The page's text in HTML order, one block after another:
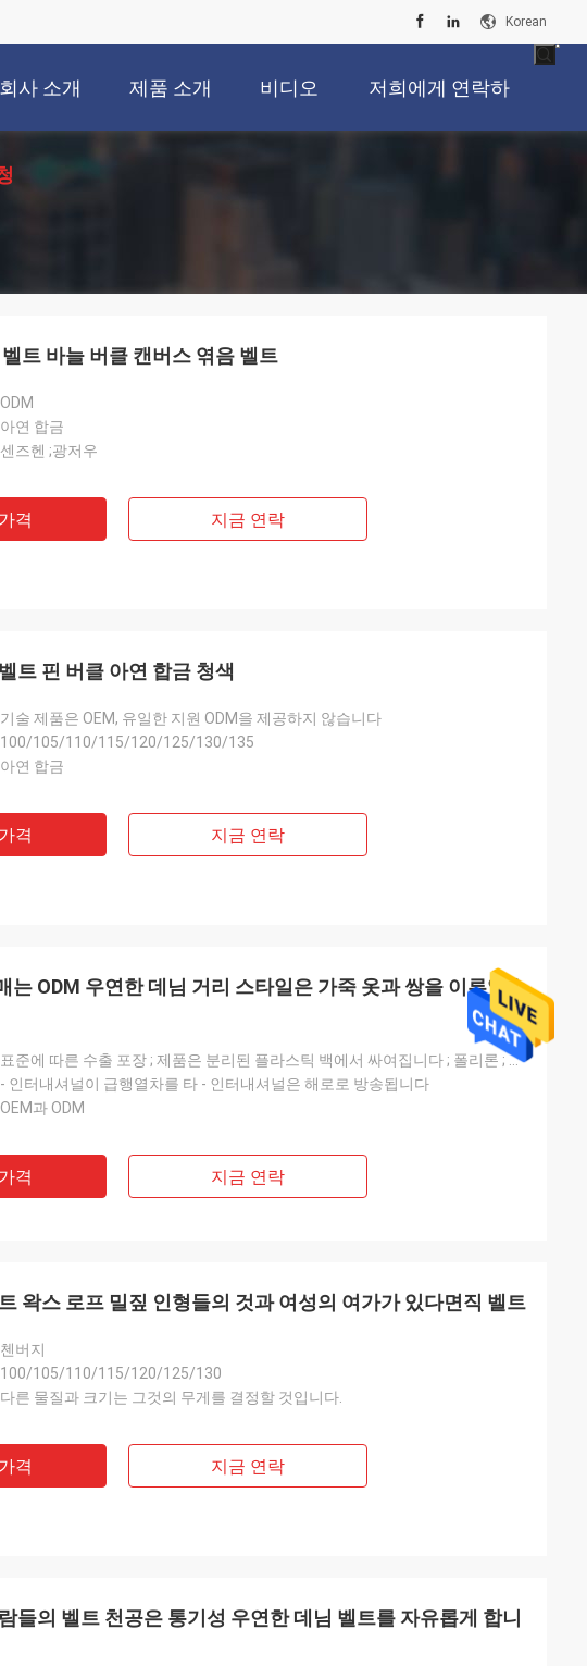
Korean
회사 소개 제품 소개 비디오 저희에게 연락하
십시오
안드레아스
일의 의류와 함께 착용할 수 있기
용 벨트로 인기 있는 색상입니다.
트 바늘 버클 캔버스 엮음 벨트
ODM
아연 합금
센즈헨 ;광저우
격 지금 연락
트 핀 버클 아연 합금 청색
기술 제품은 OEM, 유일한 지원 ODM을 제공하지 않습니다
100/105/110/115/120/125/130/135
아연 합금
격 지금 연락
는 ODM 우연한 데님 거리 스타일은 가죽 옷과 쌍을 이루었습
표준에 따른 수출 포장 ; 제품은 분리된 플라스틱 백에서 싸여집니다 ; 폴리론 ; 카턴스. ;
- 인터내셔널이 급행열차를 타 - 인터내셔널은 해로로 방송됩니다
OEM과 ODM
격 지금 연락
왁스 로프 밀짚 인형들의 것과 여성의 여가가 있다면직 벨트
첸버지
100/105/110/115/120/125/130
다른 물질과 크기는 그것의 무게를 결정할 것입니다.
격 지금 연락
들의 벨트 천공은 통기성 우연한 데님 벨트를 자유롭게 합니